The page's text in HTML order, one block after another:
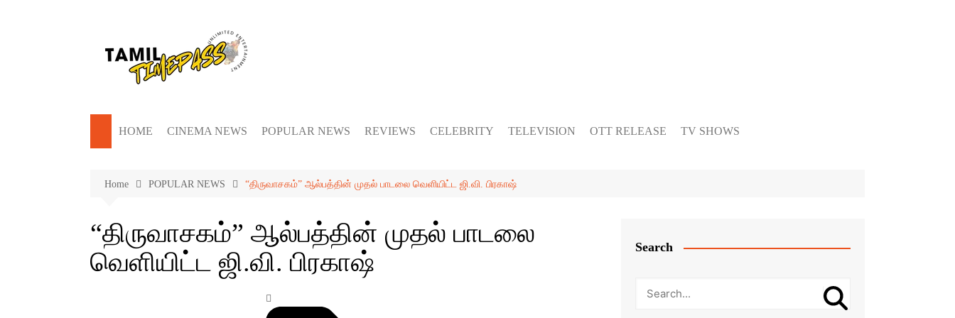
HOME CINEMA NEWS POPULAR NEWS REVIEWS CELEBRITY TELEVISION OTT RELEASE TV SHOWS
Home POPULAR NEWS “திருவாசகம்” ஆல்பத்தின் முதல் பாடலை வெளியிட்ட ஜி.வி. பிரகாஷ்
“திருவாசகம்” ஆல்பத்தின் முதல் பாடலை
வெளியிட்ட ஜி.வி. பிரகாஷ்
Search